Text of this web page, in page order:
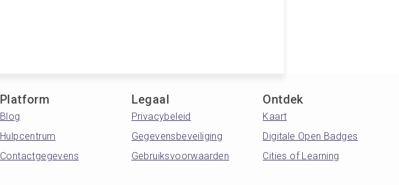
Platform
Blog
Hulpcentrum
Contactgegevens
Legaal
Privacybeleid
Gegevensbeveiliging
Gebruiksvoorwaarden
Ontdek
Kaart
Digitale Open Badges
Cities of Learning